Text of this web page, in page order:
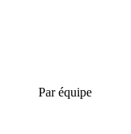
Par équipe